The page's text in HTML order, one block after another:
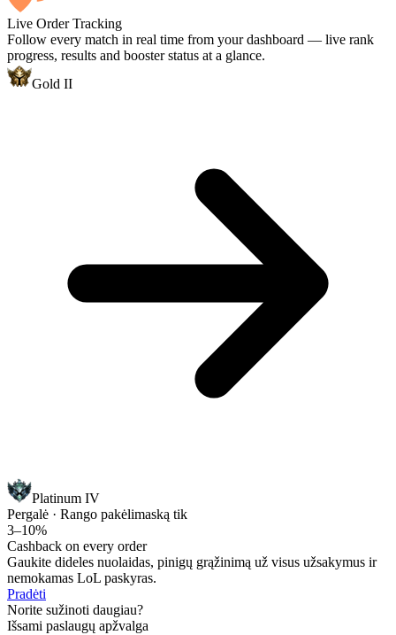
Live Order Tracking
Follow every match in real time from your dashboard — live rank
progress, results and booster status at a glance.
Gold II
Platinum IV
Pergalė · Rango pakėlimaską tik
3–10%
Cashback on every order
Gaukite dideles nuolaidas, pinigų grąžinimą už visus užsakymus ir
nemokamas LoL paskyras.
Pradėti
Norite sužinoti daugiau?
Išsami paslaugų apžvalga